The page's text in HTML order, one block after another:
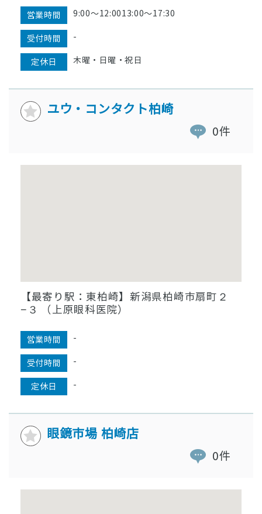
営業時間 9:00〜12:0013:00〜17:30
受付時間 -
定休日 木曜・日曜・祝日
ユウ・コンタクト柏崎
0件
【最寄り駅：東柏崎】新潟県柏崎市扇町２
−３ （上原眼科医院）
営業時間 -
受付時間 -
定休日 -
眼鏡市場 柏崎店
0件